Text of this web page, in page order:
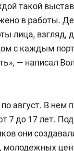
такой
в работы.
лица,
с каждым
— написал
август. В нем
7 до 17 лет.
они